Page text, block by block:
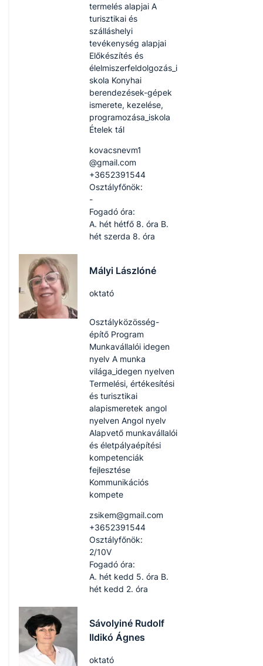
termelés alapjai A
turisztikai és
szálláshelyi
tevékenység alapjai
Előkészítés és
élelmiszerfeldolgozás_i
skola Konyhai
berendezések-gépek
ismerete, kezelése,
programozása_iskola
Ételek tál
kovacsnevm1​
@gmail.com
+3652391544
Osztályfőnök:
-
Fogadó óra:
A. hét hétfő 8. óra B.
hét szerda 8. óra
Mályi Lászlóné
oktató
Osztályközösség-
építő Program
Munkavállalói idegen
nyelv A munka
világa_idegen nyelven
Termelési, értékesítési
és turisztikai
alapismeretek angol
nyelven Angol nyelv
Alapvető munkavállalói
és életpályaépítési
kompetenciák
fejlesztése
Kommunikációs
kompete
zsikem​@gmail.com
+3652391544
Osztályfőnök:
2/10V
Fogadó óra:
A. hét kedd 5. óra B.
hét kedd 2. óra
Sávolyiné Rudolf
Ildikó Ágnes
oktató